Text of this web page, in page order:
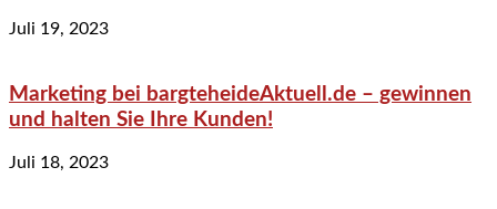
Juli 19, 2023
Marketing bei bargteheideAktuell.de – gewinnen
und halten Sie Ihre Kunden!
Juli 18, 2023